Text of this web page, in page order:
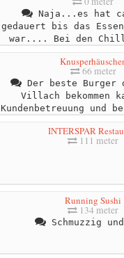
Naja...es hat
gedauert bis das
war.... Bei den
66 meter
Der beste Burger
Villach bekommen
Kundenbetreuung und
INTERSPAR
111 meter
Running Sushi
134 meter
Schmuzzig